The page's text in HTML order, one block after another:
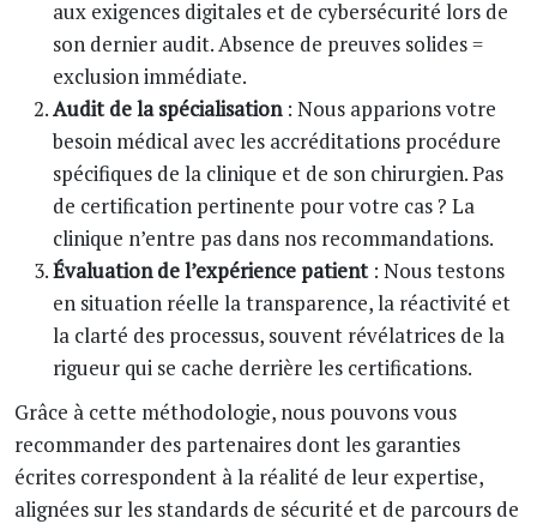
aux exigences digitales et de cybersécurité lors de
son dernier audit. Absence de preuves solides =
exclusion immédiate.
Audit de la spécialisation: Nous apparions votre
besoin médical avec les accréditations procédure
spécifiques de la clinique et de son chirurgien. Pas
de certification pertinente pour votre cas ? La
clinique n’entre pas dans nos recommandations.
Évaluation de l’expérience patient: Nous testons
en situation réelle la transparence, la réactivité et
la clarté des processus, souvent révélatrices de la
rigueur qui se cache derrière les certifications.
Grâce à cette méthodologie, nous pouvons vous
recommander des partenaires dont les garanties
écrites correspondent à la réalité de leur expertise,
alignées sur les standards de sécurité et de parcours de